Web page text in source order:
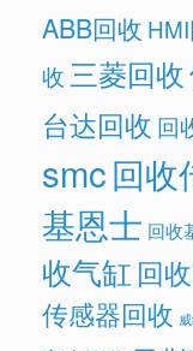
ABB回收
收 三菱回收
台达回收 回
smc回收
基恩士 回收
收气缸 回
传感器回收